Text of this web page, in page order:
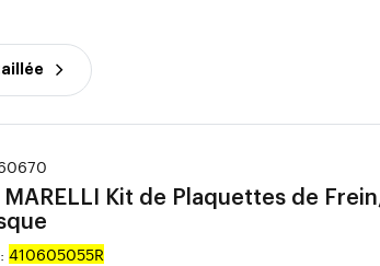
Kit de Plaquettes de
410605055R